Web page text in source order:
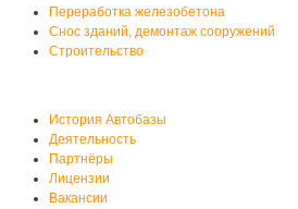
Переработка железобетона
Снос зданий, демонтаж сооружений
Строительство
История Автобазы
Деятельность
Партнёры
Лицензии
Вакансии